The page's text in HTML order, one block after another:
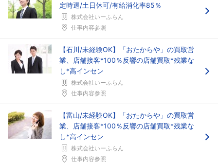
定時退/土日休可/有給消化率85％
株式会社いーふらん
仕事内容参照
【石川/未経験OK】「おたからや」の買取営
業、店舗接客*100％反響の店舗買取*残業な
し*高インセン
株式会社いーふらん
仕事内容参照
【富山/未経験OK】「おたからや」の買取営
業、店舗接客*100％反響の店舗買取*残業な
し*高インセン
株式会社いーふらん
仕事内容参照